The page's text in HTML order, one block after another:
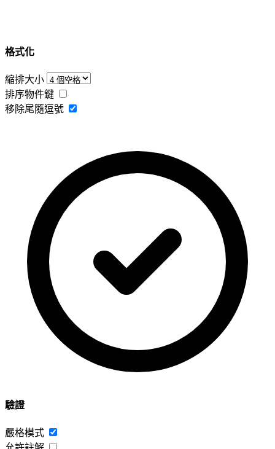
格式化
縮排大小
排序物件鍵
移除尾隨逗號
驗證
嚴格模式